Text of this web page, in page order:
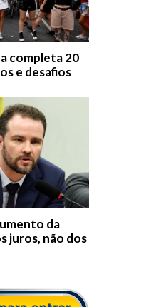
completa 20
e desafios
da
juros, não dos